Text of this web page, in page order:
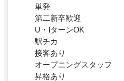
単発
第二新卒歓迎
U・IターンOK
駅チカ
接客あり
オープニングスタッフ
昇格あり